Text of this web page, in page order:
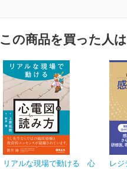
この商品を買った人
リアルな現場で動ける 心
レ